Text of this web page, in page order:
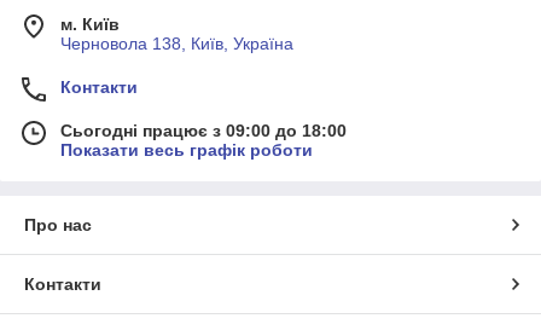
м. Київ
Черновола 138, Київ, Україна
Контакти
Сьогодні працює з 09:00 до 18:00
Показати весь графік роботи
Про нас
Контакти